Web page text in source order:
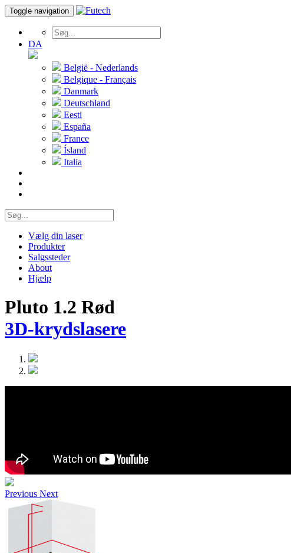
Toggle navigation
DA
België - Nederlands
Belgique - Français
Danmark
Deutschland
Eesti
España
France
Ísland
Italia
Vælg din laser
Produkter
Salgssteder
About
Hjælp
Pluto 1.2 Rød
3D-krydslasere
Previous Next